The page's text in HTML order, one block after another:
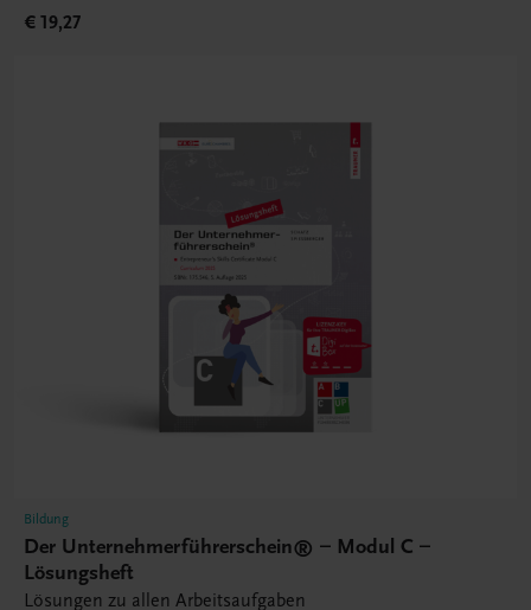
€ 19,27
Bildung
Der Unternehmerführerschein® – Modul C –
Lösungsheft
Lösungen zu allen Arbeitsaufgaben